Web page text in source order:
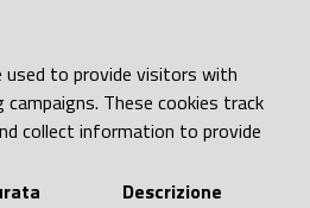
to provide visitors with
These cookies track
collect information to provide
Descrizione